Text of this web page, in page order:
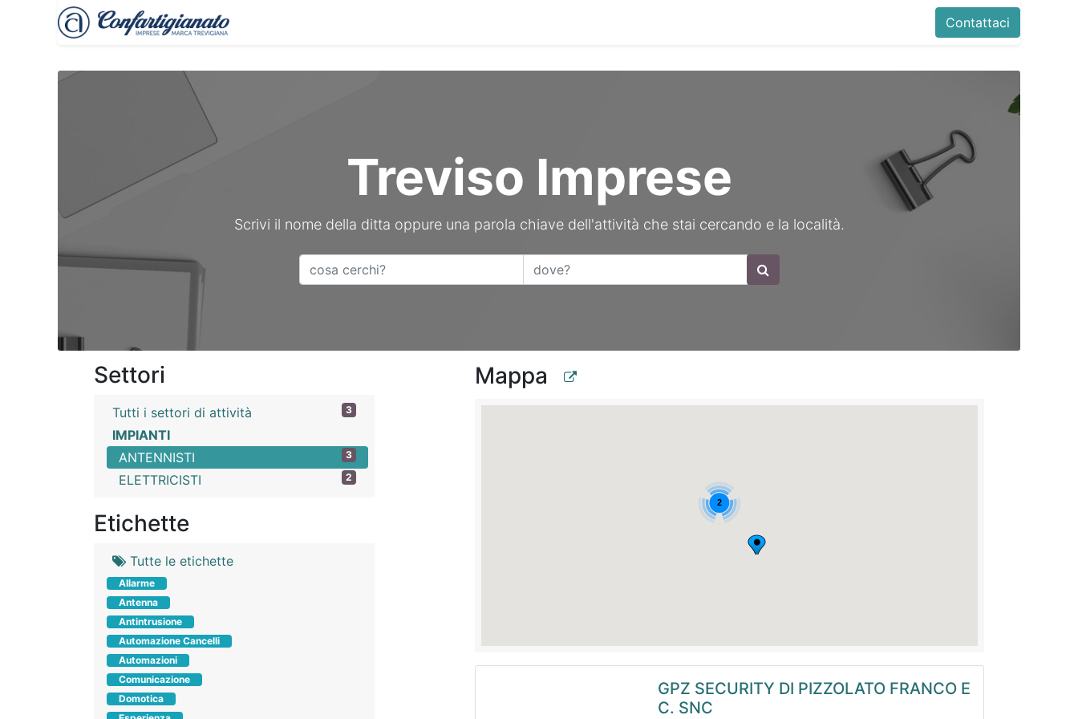
Contattaci
Treviso Imprese
Scrivi il nome della ditta oppure una parola chiave dell'attività che stai cercando e la località.
Settori
3
Tutti i settori di attività
IMPIANTI
3
ANTENNISTI
2
ELETTRICISTI
Etichette
Tutte le etichette
Allarme
Antenna
Antintrusione
Automazione Cancelli
Automazioni
Comunicazione
Domotica
Mappa
GPZ SECURITY DI PIZZOLATO FRANCO E
C. SNC